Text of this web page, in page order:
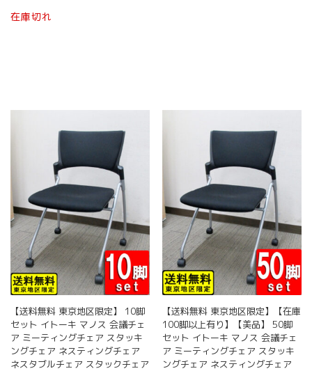
在庫切れ
【送料無料 東京地区限定】 10脚
セット イトーキ マノス 会議チェ
ア ミーティングチェア スタッキ
ングチェア ネスティングチェア
ネスタブルチェア スタックチェア
【送料無料 東京地区限定】【在庫
100脚以上有り】【美品】 50脚
セット イトーキ マノス 会議チェ
ア ミーティングチェア スタッキ
ングチェア ネスティングチェア